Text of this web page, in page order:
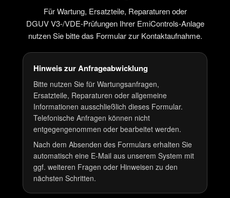
Für Wartung, Ersatzteile, Reparaturen oder
DGUV V3-/VDE-Prüfungen Ihrer EmiControls-Anlage
nutzen Sie bitte das Formular zur Kontaktaufnahme.
Hinweis zur Anfrageabwicklung
Bitte nutzen Sie für Wartungsanfragen,
Ersatzteile, Reparaturen oder allgemeine
Informationen ausschließlich dieses Formular.
Telefonische Anfragen können nicht
entgegengenommen oder bearbeitet werden.
Nach dem Absenden des Formulars erhalten Sie
automatisch eine E-Mail aus unserem System mit
ggf. weiteren Fragen oder Hinweisen zu den
nächsten Schritten.